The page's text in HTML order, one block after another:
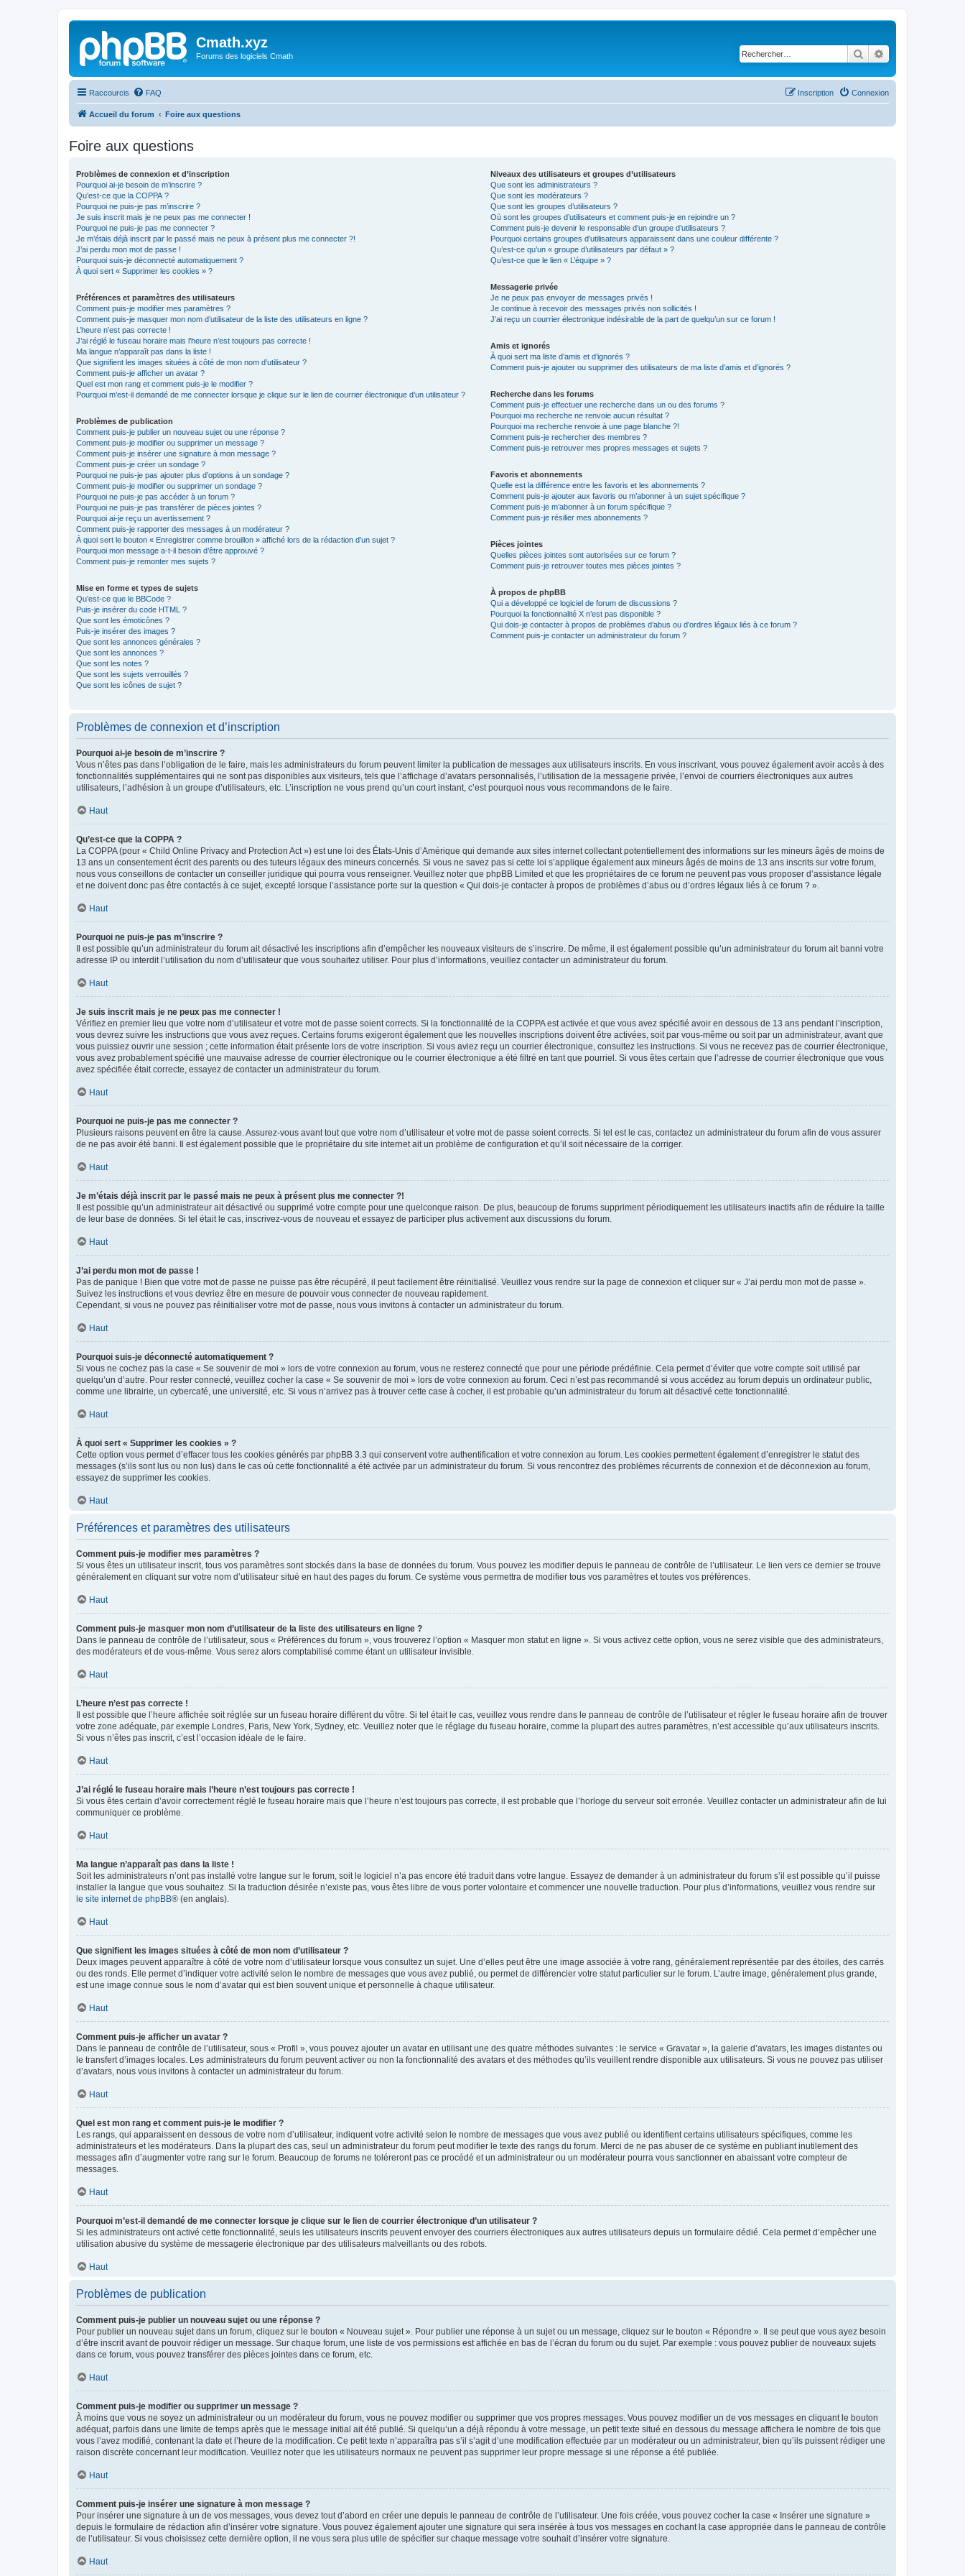
Cmath.xyz
Forums des logiciels Cmath Rechercher
Raccourcis FAQ Connexion
Inscription
Accueil du forum Foire aux questions
Foire aux questions
Problèmes de connexion et d’inscription
Pourquoi ai-je besoin de m’inscrire ?
Qu’est-ce que la COPPA ?
Pourquoi ne puis-je pas m’inscrire ?
Je suis inscrit mais je ne peux pas me connecter !
Pourquoi ne puis-je pas me connecter ?
Je m’étais déjà inscrit par le passé mais ne peux à présent plus me connecter ?!
J’ai perdu mon mot de passe !
Pourquoi suis-je déconnecté automatiquement ?
À quoi sert « Supprimer les cookies » ?
Préférences et paramètres des utilisateurs
Comment puis-je modifier mes paramètres ?
Comment puis-je masquer mon nom d’utilisateur de la liste des utilisateurs en ligne ?
L’heure n’est pas correcte !
J’ai réglé le fuseau horaire mais l’heure n’est toujours pas correcte !
Ma langue n’apparaît pas dans la liste !
Que signifient les images situées à côté de mon nom d’utilisateur ?
Comment puis-je afficher un avatar ?
Quel est mon rang et comment puis-je le modifier ?
Pourquoi m’est-il demandé de me connecter lorsque je clique sur le lien de courrier électronique d’un utilisateur ?
Problèmes de publication
Comment puis-je publier un nouveau sujet ou une réponse ?
Comment puis-je modifier ou supprimer un message ?
Comment puis-je insérer une signature à mon message ?
Comment puis-je créer un sondage ?
Pourquoi ne puis-je pas ajouter plus d’options à un sondage ?
Comment puis-je modifier ou supprimer un sondage ?
Pourquoi ne puis-je pas accéder à un forum ?
Pourquoi ne puis-je pas transférer de pièces jointes ?
Pourquoi ai-je reçu un avertissement ?
Comment puis-je rapporter des messages à un modérateur ?
À quoi sert le bouton « Enregistrer comme brouillon » affiché lors de la rédaction d’un sujet ?
Pourquoi mon message a-t-il besoin d’être approuvé ?
Comment puis-je remonter mes sujets ?
Mise en forme et types de sujets
Qu’est-ce que le BBCode ?
Puis-je insérer du code HTML ?
Que sont les émoticônes ?
Puis-je insérer des images ?
Que sont les annonces générales ?
Que sont les annonces ?
Que sont les notes ?
Que sont les sujets verrouillés ?
Que sont les icônes de sujet ?
Niveaux des utilisateurs et groupes d’utilisateurs
Que sont les administrateurs ?
Que sont les modérateurs ?
Que sont les groupes d’utilisateurs ?
Où sont les groupes d’utilisateurs et comment puis-je en rejoindre un ?
Comment puis-je devenir le responsable d’un groupe d’utilisateurs ?
Pourquoi certains groupes d’utilisateurs apparaissent dans une couleur différente ?
Qu’est-ce qu’un « groupe d’utilisateurs par défaut » ?
Qu’est-ce que le lien « L’équipe » ?
Messagerie privée
Je ne peux pas envoyer de messages privés !
Je continue à recevoir des messages privés non sollicités !
J’ai reçu un courrier électronique indésirable de la part de quelqu’un sur ce forum !
Amis et ignorés
À quoi sert ma liste d’amis et d’ignorés ?
Comment puis-je ajouter ou supprimer des utilisateurs de ma liste d’amis et d’ignorés ?
Recherche dans les forums
Comment puis-je effectuer une recherche dans un ou des forums ?
Pourquoi ma recherche ne renvoie aucun résultat ?
Pourquoi ma recherche renvoie à une page blanche ?!
Comment puis-je rechercher des membres ?
Comment puis-je retrouver mes propres messages et sujets ?
Favoris et abonnements
Quelle est la différence entre les favoris et les abonnements ?
Comment puis-je ajouter aux favoris ou m’abonner à un sujet spécifique ?
Comment puis-je m’abonner à un forum spécifique ?
Comment puis-je résilier mes abonnements ?
Pièces jointes
Quelles pièces jointes sont autorisées sur ce forum ?
Comment puis-je retrouver toutes mes pièces jointes ?
À propos de phpBB
Qui a développé ce logiciel de forum de discussions ?
Pourquoi la fonctionnalité X n’est pas disponible ?
Qui dois-je contacter à propos de problèmes d’abus ou d’ordres légaux liés à ce forum ?
Comment puis-je contacter un administrateur du forum ?
Problèmes de connexion et d’inscription
Pourquoi ai-je besoin de m’inscrire ?
Vous n’êtes pas dans l’obligation de le faire, mais les administrateurs du forum peuvent limiter la publication de messages aux utilisateurs inscrits. En vous inscrivant, vous pouvez également avoir accès à des
fonctionnalités supplémentaires qui ne sont pas disponibles aux visiteurs, tels que l’affichage d’avatars personnalisés, l’utilisation de la messagerie privée, l’envoi de courriers électroniques aux autres
utilisateurs, l’adhésion à un groupe d’utilisateurs, etc. L’inscription ne vous prend qu’un court instant, c’est pourquoi nous vous recommandons de le faire.
Haut
Qu’est-ce que la COPPA ?
La COPPA (pour « Child Online Privacy and Protection Act ») est une loi des États-Unis d’Amérique qui demande aux sites internet collectant potentiellement des informations sur les mineurs âgés de moins de
13 ans un consentement écrit des parents ou des tuteurs légaux des mineurs concernés. Si vous ne savez pas si cette loi s’applique également aux mineurs âgés de moins de 13 ans inscrits sur votre forum,
nous vous conseillons de contacter un conseiller juridique qui pourra vous renseigner. Veuillez noter que phpBB Limited et que les propriétaires de ce forum ne peuvent pas vous proposer d’assistance légale
et ne doivent donc pas être contactés à ce sujet, excepté lorsque l’assistance porte sur la question « Qui dois-je contacter à propos de problèmes d’abus ou d’ordres légaux liés à ce forum ? ».
Haut
Pourquoi ne puis-je pas m’inscrire ?
Il est possible qu’un administrateur du forum ait désactivé les inscriptions afin d’empêcher les nouveaux visiteurs de s’inscrire. De même, il est également possible qu’un administrateur du forum ait banni votre
adresse IP ou interdit l’utilisation du nom d’utilisateur que vous souhaitez utiliser. Pour plus d’informations, veuillez contacter un administrateur du forum.
Haut
Je suis inscrit mais je ne peux pas me connecter !
Vérifiez en premier lieu que votre nom d’utilisateur et votre mot de passe soient corrects. Si la fonctionnalité de la COPPA est activée et que vous avez spécifié avoir en dessous de 13 ans pendant l’inscription,
vous devrez suivre les instructions que vous avez reçues. Certains forums exigeront également que les nouvelles inscriptions doivent être activées, soit par vous-même ou soit par un administrateur, avant que
vous puissiez ouvrir une session ; cette information était présente lors de votre inscription. Si vous aviez reçu un courrier électronique, consultez les instructions. Si vous ne recevez pas de courrier électronique,
vous avez probablement spécifié une mauvaise adresse de courrier électronique ou le courrier électronique a été filtré en tant que pourriel. Si vous êtes certain que l’adresse de courrier électronique que vous
avez spécifiée était correcte, essayez de contacter un administrateur du forum.
Haut
Pourquoi ne puis-je pas me connecter ?
Plusieurs raisons peuvent en être la cause. Assurez-vous avant tout que votre nom d’utilisateur et votre mot de passe soient corrects. Si tel est le cas, contactez un administrateur du forum afin de vous assurer
de ne pas avoir été banni. Il est également possible que le propriétaire du site internet ait un problème de configuration et qu’il soit nécessaire de la corriger.
Haut
Je m’étais déjà inscrit par le passé mais ne peux à présent plus me connecter ?!
Il est possible qu’un administrateur ait désactivé ou supprimé votre compte pour une quelconque raison. De plus, beaucoup de forums suppriment périodiquement les utilisateurs inactifs afin de réduire la taille
de leur base de données. Si tel était le cas, inscrivez-vous de nouveau et essayez de participer plus activement aux discussions du forum.
Haut
J’ai perdu mon mot de passe !
Pas de panique ! Bien que votre mot de passe ne puisse pas être récupéré, il peut facilement être réinitialisé. Veuillez vous rendre sur la page de connexion et cliquer sur « J’ai perdu mon mot de passe ».
Suivez les instructions et vous devriez être en mesure de pouvoir vous connecter de nouveau rapidement.
Cependant, si vous ne pouvez pas réinitialiser votre mot de passe, nous vous invitons à contacter un administrateur du forum.
Haut
Pourquoi suis-je déconnecté automatiquement ?
Si vous ne cochez pas la case « Se souvenir de moi » lors de votre connexion au forum, vous ne resterez connecté que pour une période prédéfinie. Cela permet d’éviter que votre compte soit utilisé par
quelqu’un d’autre. Pour rester connecté, veuillez cocher la case « Se souvenir de moi » lors de votre connexion au forum. Ceci n’est pas recommandé si vous accédez au forum depuis un ordinateur public,
comme une librairie, un cybercafé, une université, etc. Si vous n’arrivez pas à trouver cette case à cocher, il est probable qu’un administrateur du forum ait désactivé cette fonctionnalité.
Haut
À quoi sert « Supprimer les cookies » ?
Cette option vous permet d’effacer tous les cookies générés par phpBB 3.3 qui conservent votre authentification et votre connexion au forum. Les cookies permettent également d’enregistrer le statut des
messages (s’ils sont lus ou non lus) dans le cas où cette fonctionnalité a été activée par un administrateur du forum. Si vous rencontrez des problèmes récurrents de connexion et de déconnexion au forum,
essayez de supprimer les cookies.
Haut
Préférences et paramètres des utilisateurs
Comment puis-je modifier mes paramètres ?
Si vous êtes un utilisateur inscrit, tous vos paramètres sont stockés dans la base de données du forum. Vous pouvez les modifier depuis le panneau de contrôle de l’utilisateur. Le lien vers ce dernier se trouve
généralement en cliquant sur votre nom d’utilisateur situé en haut des pages du forum. Ce système vous permettra de modifier tous vos paramètres et toutes vos préférences.
Haut
Comment puis-je masquer mon nom d’utilisateur de la liste des utilisateurs en ligne ?
Dans le panneau de contrôle de l’utilisateur, sous « Préférences du forum », vous trouverez l’option « Masquer mon statut en ligne ». Si vous activez cette option, vous ne serez visible que des administrateurs,
des modérateurs et de vous-même. Vous serez alors comptabilisé comme étant un utilisateur invisible.
Haut
L’heure n’est pas correcte !
Il est possible que l’heure affichée soit réglée sur un fuseau horaire différent du vôtre. Si tel était le cas, veuillez vous rendre dans le panneau de contrôle de l’utilisateur et régler le fuseau horaire afin de trouver
votre zone adéquate, par exemple Londres, Paris, New York, Sydney, etc. Veuillez noter que le réglage du fuseau horaire, comme la plupart des autres paramètres, n’est accessible qu’aux utilisateurs inscrits.
Si vous n’êtes pas inscrit, c’est l’occasion idéale de le faire.
Haut
J’ai réglé le fuseau horaire mais l’heure n’est toujours pas correcte !
Si vous êtes certain d’avoir correctement réglé le fuseau horaire mais que l’heure n’est toujours pas correcte, il est probable que l’horloge du serveur soit erronée. Veuillez contacter un administrateur afin de lui
communiquer ce problème.
Haut
Ma langue n’apparaît pas dans la liste !
Soit les administrateurs n’ont pas installé votre langue sur le forum, soit le logiciel n’a pas encore été traduit dans votre langue. Essayez de demander à un administrateur du forum s’il est possible qu’il puisse
installer la langue que vous souhaitez. Si la traduction désirée n’existe pas, vous êtes libre de vous porter volontaire et commencer une nouvelle traduction. Pour plus d’informations, veuillez vous rendre sur
le site internet de phpBB® (en anglais).
Haut
Que signifient les images situées à côté de mon nom d’utilisateur ?
Deux images peuvent apparaître à côté de votre nom d’utilisateur lorsque vous consultez un sujet. Une d’elles peut être une image associée à votre rang, généralement représentée par des étoiles, des carrés
ou des ronds. Elle permet d’indiquer votre activité selon le nombre de messages que vous avez publié, ou permet de différencier votre statut particulier sur le forum. L’autre image, généralement plus grande,
est une image connue sous le nom d’avatar qui est bien souvent unique et personnelle à chaque utilisateur.
Haut
Comment puis-je afficher un avatar ?
Dans le panneau de contrôle de l’utilisateur, sous « Profil », vous pouvez ajouter un avatar en utilisant une des quatre méthodes suivantes : le service « Gravatar », la galerie d’avatars, les images distantes ou
le transfert d’images locales. Les administrateurs du forum peuvent activer ou non la fonctionnalité des avatars et des méthodes qu’ils veuillent rendre disponible aux utilisateurs. Si vous ne pouvez pas utiliser
d’avatars, nous vous invitons à contacter un administrateur du forum.
Haut
Quel est mon rang et comment puis-je le modifier ?
Les rangs, qui apparaissent en dessous de votre nom d’utilisateur, indiquent votre activité selon le nombre de messages que vous avez publié ou identifient certains utilisateurs spécifiques, comme les
administrateurs et les modérateurs. Dans la plupart des cas, seul un administrateur du forum peut modifier le texte des rangs du forum. Merci de ne pas abuser de ce système en publiant inutilement des
messages afin d’augmenter votre rang sur le forum. Beaucoup de forums ne toléreront pas ce procédé et un administrateur ou un modérateur pourra vous sanctionner en abaissant votre compteur de
messages.
Haut
Pourquoi m’est-il demandé de me connecter lorsque je clique sur le lien de courrier électronique d’un utilisateur ?
Si les administrateurs ont activé cette fonctionnalité, seuls les utilisateurs inscrits peuvent envoyer des courriers électroniques aux autres utilisateurs depuis un formulaire dédié. Cela permet d’empêcher une
utilisation abusive du système de messagerie électronique par des utilisateurs malveillants ou des robots.
Haut
Problèmes de publication
Comment puis-je publier un nouveau sujet ou une réponse ?
Pour publier un nouveau sujet dans un forum, cliquez sur le bouton « Nouveau sujet ». Pour publier une réponse à un sujet ou un message, cliquez sur le bouton « Répondre ». Il se peut que vous ayez besoin
d’être inscrit avant de pouvoir rédiger un message. Sur chaque forum, une liste de vos permissions est affichée en bas de l’écran du forum ou du sujet. Par exemple : vous pouvez publier de nouveaux sujets
dans ce forum, vous pouvez transférer des pièces jointes dans ce forum, etc.
Haut
Comment puis-je modifier ou supprimer un message ?
À moins que vous ne soyez un administrateur ou un modérateur du forum, vous ne pouvez modifier ou supprimer que vos propres messages. Vous pouvez modifier un de vos messages en cliquant le bouton
adéquat, parfois dans une limite de temps après que le message initial ait été publié. Si quelqu’un a déjà répondu à votre message, un petit texte situé en dessous du message affichera le nombre de fois que
vous l’avez modifié, contenant la date et l’heure de la modification. Ce petit texte n’apparaîtra pas s’il s’agit d’une modification effectuée par un modérateur ou un administrateur, bien qu’ils puissent rédiger une
raison discrète concernant leur modification. Veuillez noter que les utilisateurs normaux ne peuvent pas supprimer leur propre message si une réponse a été publiée.
Haut
Comment puis-je insérer une signature à mon message ?
Pour insérer une signature à un de vos messages, vous devez tout d’abord en créer une depuis le panneau de contrôle de l’utilisateur. Une fois créée, vous pouvez cocher la case « Insérer une signature »
depuis le formulaire de rédaction afin d’insérer votre signature. Vous pouvez également ajouter une signature qui sera insérée à tous vos messages en cochant la case appropriée dans le panneau de contrôle
de l’utilisateur. Si vous choisissez cette dernière option, il ne vous sera plus utile de spécifier sur chaque message votre souhait d’insérer votre signature.
Haut